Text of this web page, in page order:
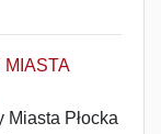
Płocka